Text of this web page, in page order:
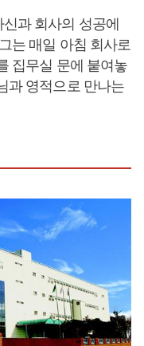
과 회사의 성공에
는 매일 아침 회사로
집무실 문에 붙여놓
과 영적으로 만나는